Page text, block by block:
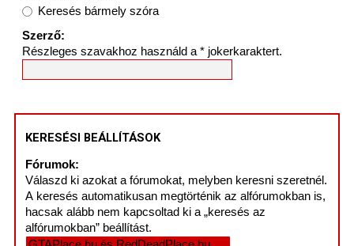
Keresés bármely szóra
Szerző:
Részleges szavakhoz használd a * jokerkaraktert.
KERESÉSI BEÁLLÍTÁSOK
Fórumok:
Válaszd ki azokat a fórumokat, melyben keresni szeretnél.
A keresés automatikusan megtörténik az alfórumokban is,
hacsak alább nem kapcsoltad ki a „keresés az
alfórumokban” beállítást.